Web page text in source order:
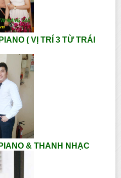
( VỊ TRÍ 3 TỪ TRÁI
& THANH NHẠC